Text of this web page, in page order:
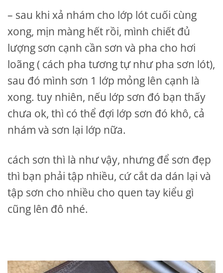
– sau khi xả nhám cho lớp lót cuối cùng
xong, mịn màng hết rồi, mình chiết đủ
lượng sơn cạnh cần sơn và pha cho hơi
loãng ( cách pha tương tự như pha sơn lót),
sau đó mình sơn 1 lớp mỏng lên cạnh là
xong. tuy nhiên, nếu lớp sơn đó bạn thấy
chưa ok, thì có thể đợi lớp sơn đó khô, cả
nhám và sơn lại lớp nữa.
cách sơn thì là như vậy, nhưng để sơn đẹp
thì bạn phải tập nhiều, cứ cắt da dán lại và
tập sơn cho nhiều cho quen tay kiểu gì
cũng lên đô nhé.